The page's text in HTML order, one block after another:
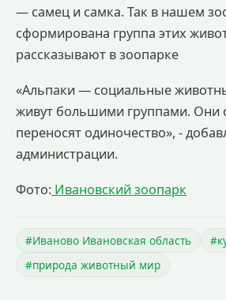
— самец и самка. Так в нашем
сформирована группа этих
рассказывают в зоопарке
«Альпаки — социальные
живут большими группами. Они
переносят одиночество», -
администрации.
Фото: Ивановский зоопарк
#Иваново Ивановская область
#природа животный мир